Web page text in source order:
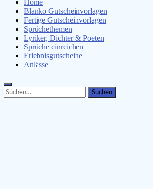
Home
Blanko Gutscheinvorlagen
Fertige Gutscheinvorlagen
Sprüchethemen
Lyriker, Dichter & Poeten
Sprüche einreichen
Erlebnisgutscheine
Anlässe
Search
for:
Search